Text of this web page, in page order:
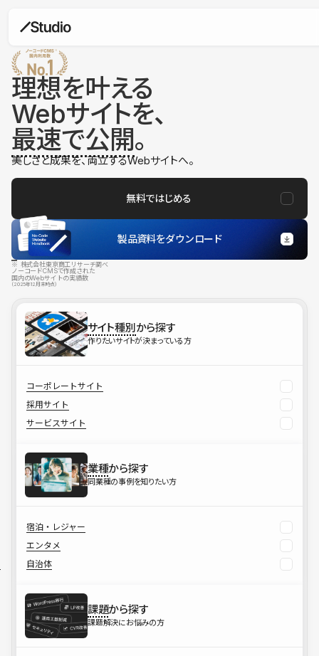
理想を叶える
Webサイトを、
最速で公開。
美しさと成果を、両立するWebサイトへ。
無料ではじめる
製品資料をダウンロード
※ 株式会社東京商工リサーチ調べ
ノーコードCMSで作成された
国内のWebサイトの実績数
（2025年12月末時点）
サイト種別から探す
作りたいサイトが決まっている方
コーポレートサイト
採用サイト
サービスサイト
業種から探す
同業種の事例を知りたい方
宿泊・レジャー
エンタメ
自治体
課題から探す
課題解決にお悩みの方